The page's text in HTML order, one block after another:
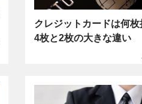
クレジットカードは何枚
4枚と2枚の大きな違い